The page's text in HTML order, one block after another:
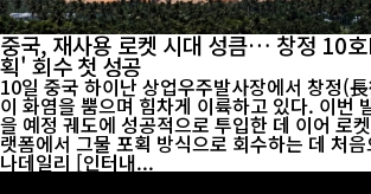
중국, 재사용 로켓 시대 성큼… 창정 10
획' 회수 첫 성공
10일 중국 하이난 상업우주발사장에서 창정(
이 화염을 뿜으며 힘차게 이륙하고 있다. 이번
을 예정 궤도에 성공적으로 투입한 데 이어 로
랫폼에서 그물 포획 방식으로 회수하는 데 처
나데일리 [인터내...